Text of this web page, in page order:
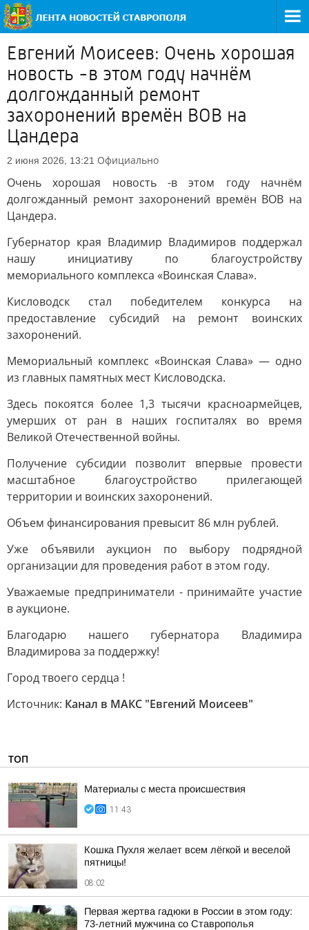
Евгений Моисеев: Очень хорошая
новость -в этом году начнём
долгожданный ремонт
захоронений времён ВОВ на
Цандера
2 июня 2026, 13:21 Официально
Очень хорошая новость -в этом году начнём
долгожданный ремонт захоронений времён ВОВ на
Цандера.
Губернатор края Владимир Владимиров поддержал
нашу инициативу по благоустройству
мемориального комплекса «Воинская Слава».
Кисловодск стал победителем конкурса на
предоставление субсидий на ремонт воинских
захоронений.
Мемориальный комплекс «Воинская Слава» — одно
из главных памятных мест Кисловодска.
Здесь покоятся более 1,3 тысячи красноармейцев,
умерших от ран в наших госпиталях во время
Великой Отечественной войны.
Получение субсидии позволит впервые провести
масштабное благоустройство прилегающей
территории и воинских захоронений.
Объем финансирования превысит 86 млн рублей.
Уже объявили аукцион по выбору подрядной
организации для проведения работ в этом году.
Уважаемые предприниматели - принимайте участие
в аукционе.
Благодарю нашего губернатора Владимира
Владимирова за поддержку!
Город твоего сердца !
Источник: Канал в МАКС "Евгений Моисеев"
ТОП
Материалы с места происшествия
11:43
Кошка Пухля желает всем лёгкой и веселой
пятницы!
08:02
Первая жертва гадюки в России в этом году:
73-летний мужчина со Ставрополья